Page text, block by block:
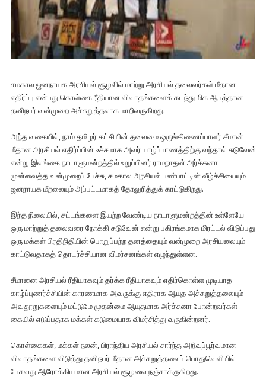
சமகால ஜனநாயக அரசியல் சூழலில் மாற்று அரசியல் தலைவர்கள் மீதான
எதிர்ப்பு என்பது கொள்கை ரீதியான விவாதங்களைக் கடந்து மிக ஆபத்தான
தனிநபர் வன்முறை அச்சுறுத்தலாக மாறிவருகிறது.
அந்த வகையில், நாம் தமிழர் கட்சியின் தலைமை ஒருங்கிணைப்பாளர் சீமான்
மீதான அரசியல் எதிர்ப்பின் உச்சமாக அவர் யாழ்ப்பாணத்திற்கு வந்தால் சுடுவேன்
என்று இலங்கை நாடாளுமன்றத்தில் உறுப்பினர் ராமநாதன் அர்ச்சுனா
முன்வைத்த வன்முறைப் பேச்சு, சமகால அரசியல் பண்பாட்டின் வீழ்ச்சியையும்
ஜனநாயக மீறலையும் அப்பட்டமாகத் தோலுரித்துக் காட்டுகிறது.
இந்த நிலையில், சட்டங்களை இயற்ற வேண்டிய நாடாளுமன்றத்தின் உள்ளேயே
ஒரு மாற்றுத் தலைவரை நோக்கி சுடுவேன் என்று பகிரங்கமாக மிரட்டல் விடுப்பது
ஒரு மக்கள் பிரதிநிதியின் பொறுப்பற்ற தனத்தையும் வன்முறை அரசியலையும்
காட்டுவதாகத் தொடர்ச்சியான விமர்சனங்கள் எழுந்துள்ளன.
சீமானை அரசியல் ரீதியாகவும் தர்க்க ரீதியாகவும் எதிர்கொள்ள முடியாத
காழ்ப்புணர்ச்சியின் காரணமாக அவருக்கு எதிராக ஆயுத அச்சுறுத்தலையும்
அவதூறுகளையும் மட்டுமே முதன்மை ஆயுதமாக அர்ச்சுனா போன்றவர்கள்
கையில் எடுப்பதாக மக்கள் கடுமையாக விமர்சித்து வருகின்றனர்.
கொள்கைகள், மக்கள் நலன், பிராந்திய அரசியல் சார்ந்த அறிவுப்பூர்வமான
விவாதங்களை விடுத்து தனிநபர் மீதான அச்சுறுத்தலைப் பொதுவெளியில்
பேசுவது ஆரோக்கியமான அரசியல் சூழலை நஞ்சாக்குகிறது.